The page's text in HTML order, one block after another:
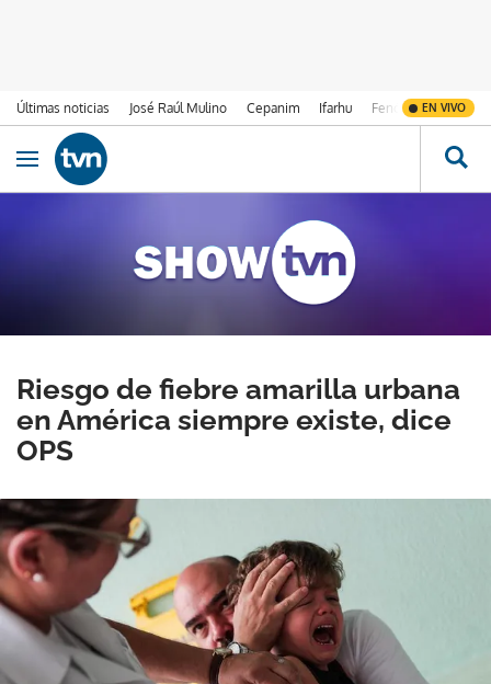
Últimas noticias José Raúl Mulino Cepanim Ifarhu Fenómeno de El
EN VIVO
Ir al contenido
Obrir navegació
Riesgo de fiebre amarilla urbana
en América siempre existe, dice
OPS